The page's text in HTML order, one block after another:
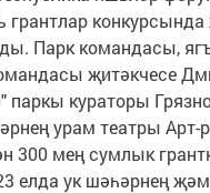
конкурсында
Парк командасы,
җитәкчесе
паркы кураторы
урам театры Арт-
300 мең сумлык
елда ук шәһәрнең